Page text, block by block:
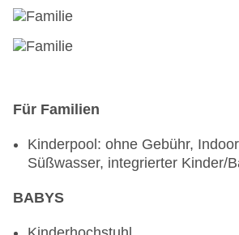
Für Familien
Kinderpool: ohne Gebühr,
Süßwasser, integrierter Kinder/
BABYS